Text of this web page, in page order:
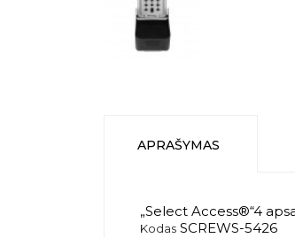
APRAŠYMAS
„Select Access®“4
Kodas SCREWS-5426